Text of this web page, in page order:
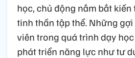
học, chủ động nắm bắt
tinh thần tập thể. Những
viên trong quá trình dạy
phát triển năng lực như tư